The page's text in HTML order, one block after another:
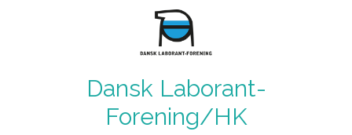
Dansk Laborant-
Forening/HK